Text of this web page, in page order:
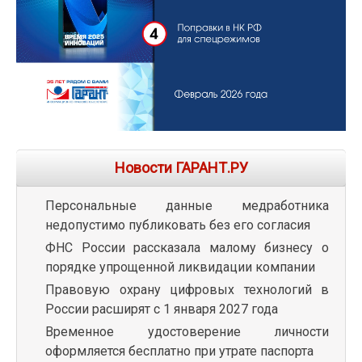
Новости ГАРАНТ.РУ
Персональные данные медработника
недопустимо публиковать без его согласия
ФНС России рассказала малому бизнесу о
порядке упрощенной ликвидации компании
Правовую охрану цифровых технологий в
России расширят с 1 января 2027 года
Временное удостоверение личности
оформляется бесплатно при утрате паспорта